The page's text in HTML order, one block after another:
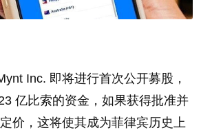
Inc. 即将进行首次公开​​募股，
亿比索的资金，如果获得批准并
价，这将使其成为菲律宾历史上